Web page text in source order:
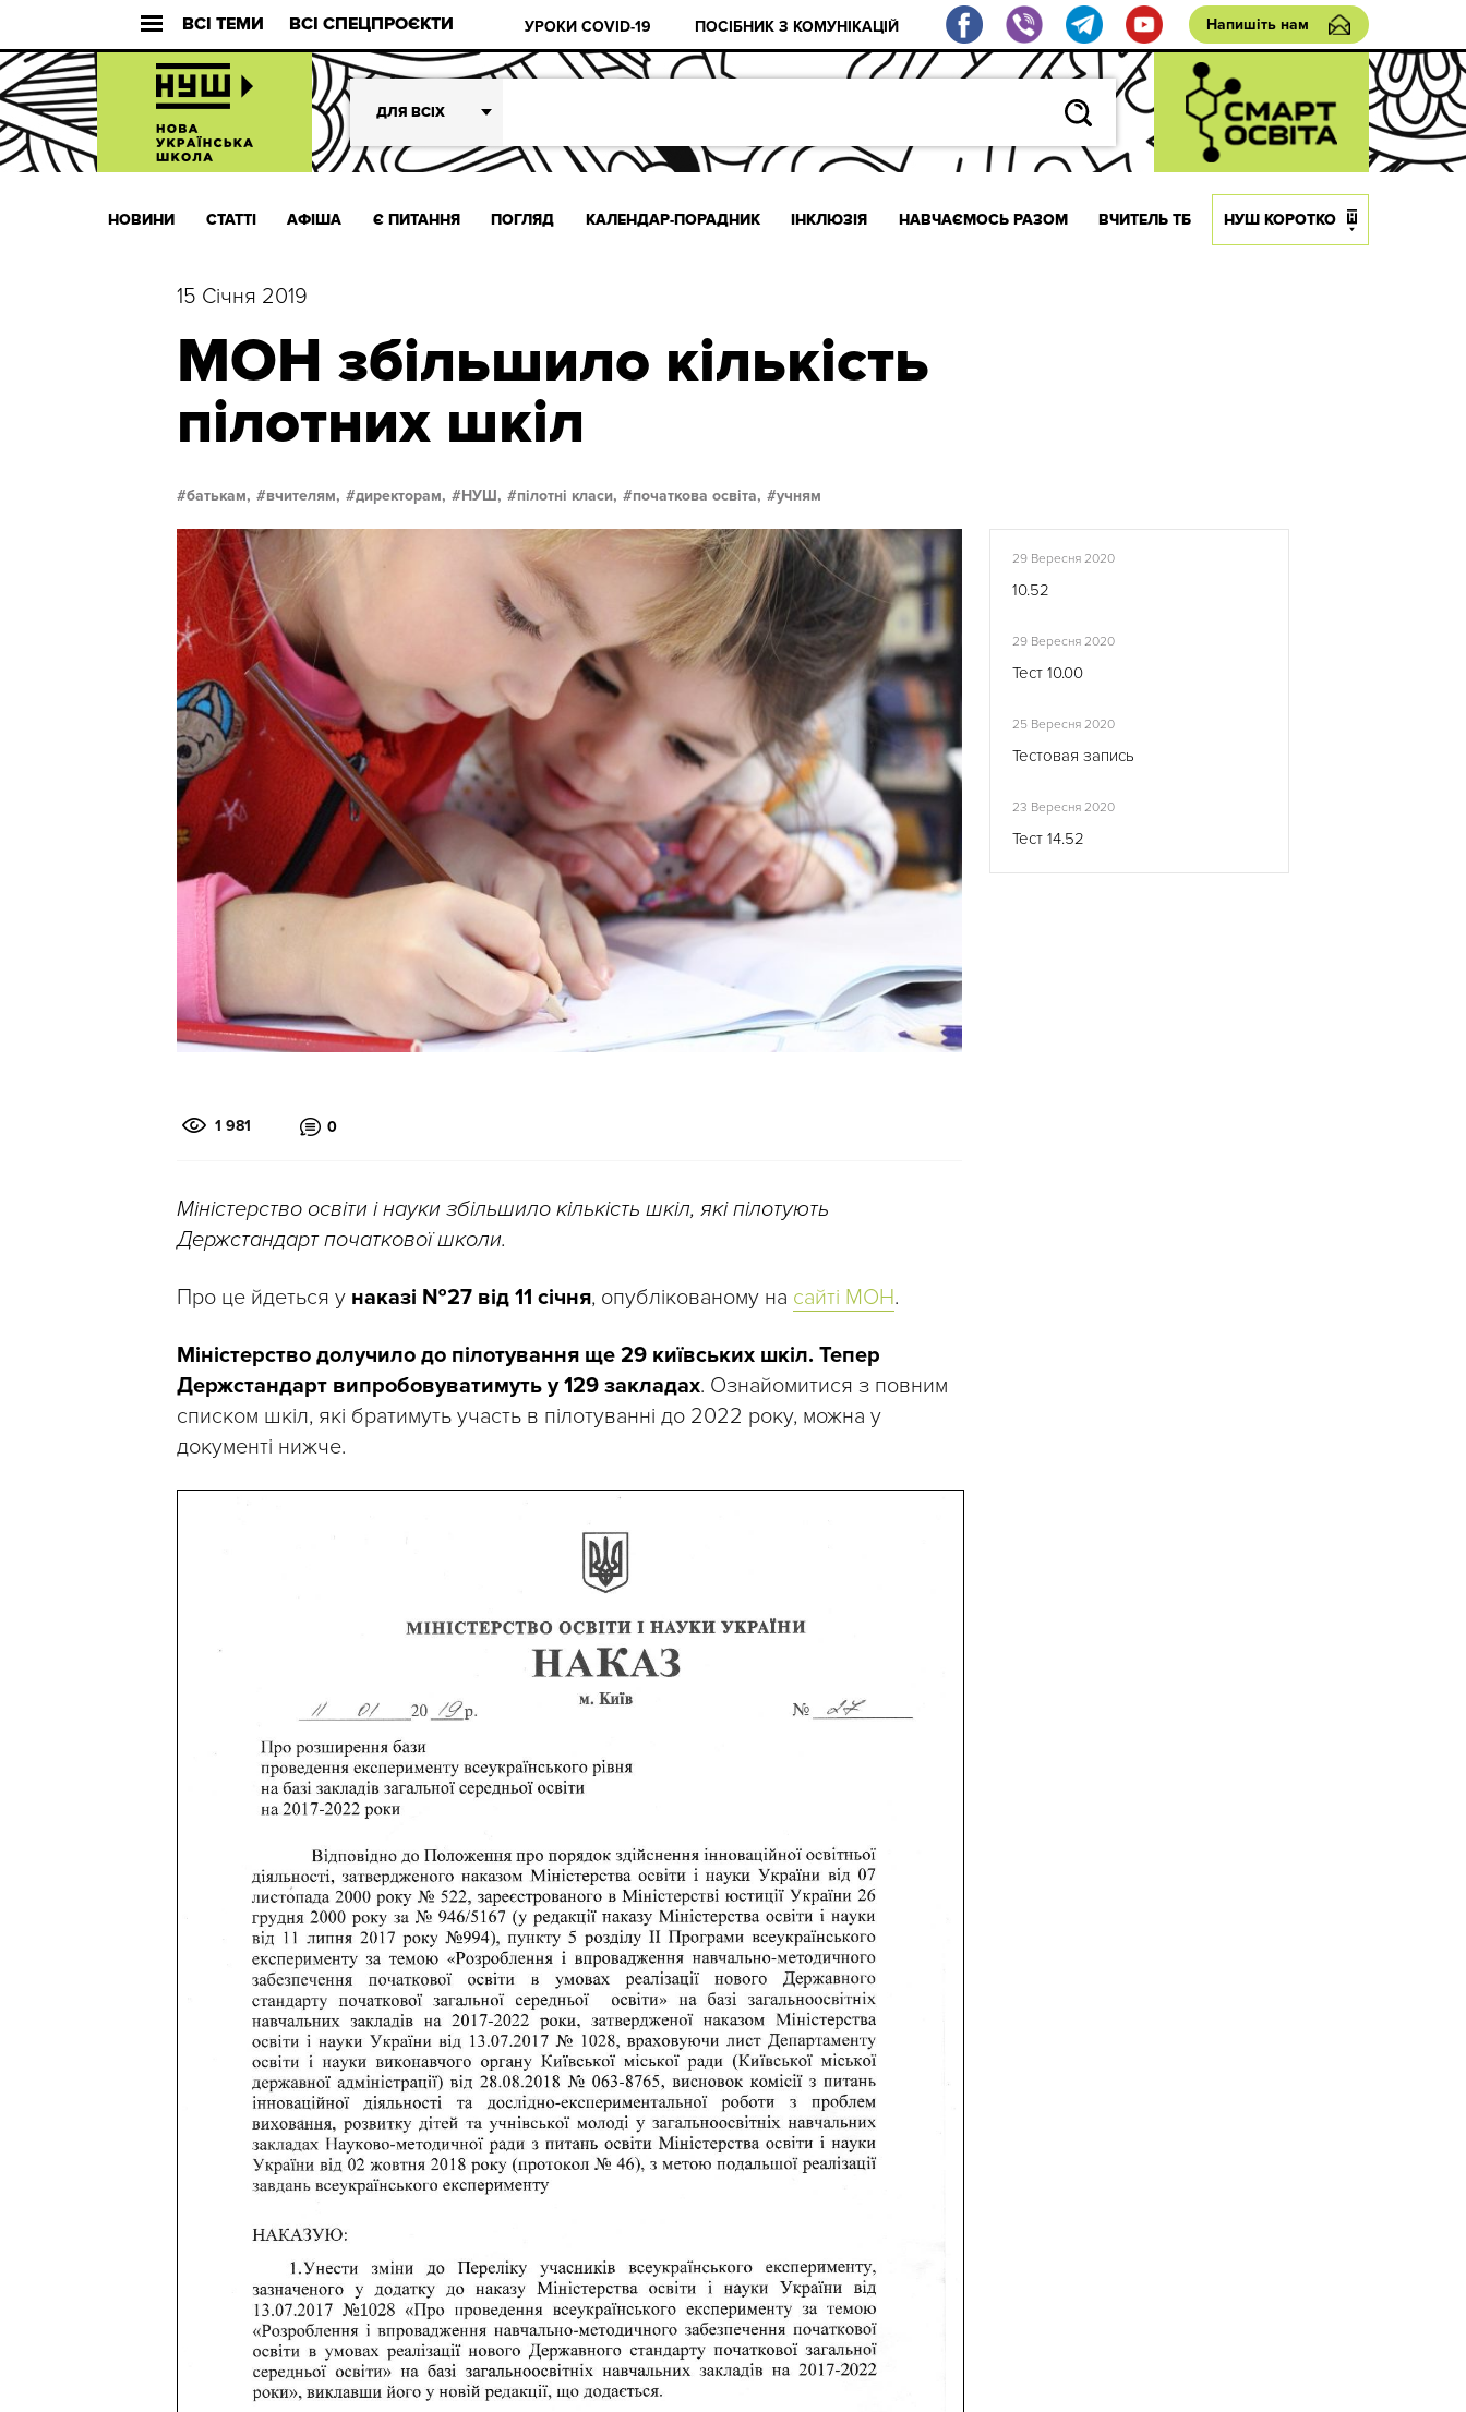
ВСІ ТЕМИ ВСІ СПЕЦПРОЄКТИ УРОКИ COVID-19 ПОСІБНИК З КОМУНІКАЦІЙ Напишіть нам
ДЛЯ ВСІХ
НОВИНИ СТАТТІ АФІША Є ПИТАННЯ ПОГЛЯД КАЛЕНДАР-ПОРАДНИК ІНКЛЮЗІЯ НАВЧАЄМОСЬ РАЗОМ ВЧИТЕЛЬ ТБ НУШ КОРОТКО
15 Січня 2019
МОН збільшило кількість
пілотних шкіл
батькам, вчителям, директорам, НУШ, пілотні класи, початкова освіта, учням
1 981 0
Міністерство освіти і науки збільшило кількість шкіл, які пілотують
Держстандарт початкової школи.
Про це йдеться у наказі №27 від 11 січня, опублікованому на сайті МОН.
Міністерство долучило до пілотування ще 29 київських шкіл. Тепер
Держстандарт випробовуватимуть у 129 закладах. Ознайомитися з повним
списком шкіл, які братимуть участь в пілотуванні до 2022 року, можна у
документі нижче.
29 Вересня 2020
10.52
29 Вересня 2020
Тест 10.00
25 Вересня 2020
Тестовая запись
23 Вересня 2020
Тест 14.52